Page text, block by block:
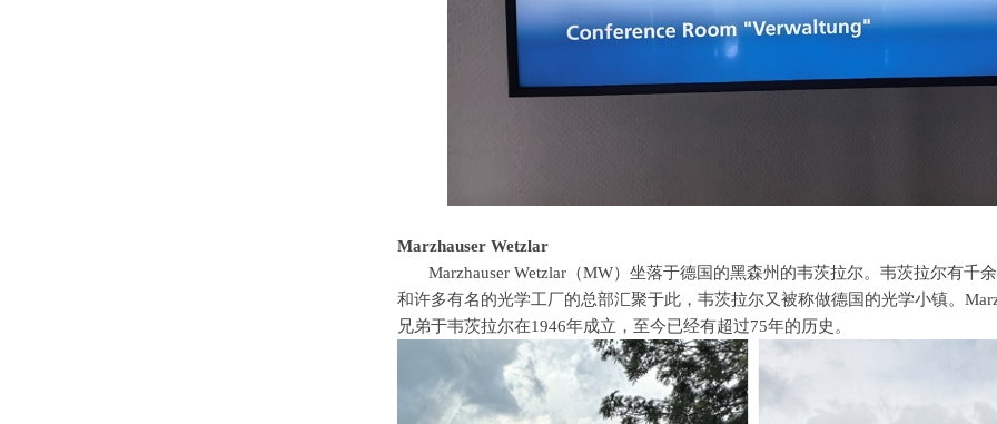
Marzhauser Wetzlar
Marzhauser Wetzlar（MW）坐落于德国的黑森州的韦茨拉尔。韦茨拉尔有千
和许多有名的光学工厂的总部汇聚于此，韦茨拉尔又被称做德国的光学小镇。
兄弟于韦茨拉尔在1946年成立，至今已经有超过75年的历史。